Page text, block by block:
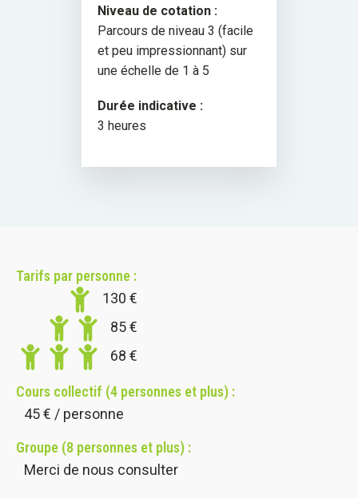
Niveau de cotation :
Parcours de niveau 3 (facile
et peu impressionnant) sur
une échelle de 1 à 5
Durée indicative :
3 heures
Tarifs par personne :
130 €
85€
68 €
Cours collectif (4 personnes et plus) :
45€ / personne
Groupe (8 personnes et plus) :
Merci de nous consulter